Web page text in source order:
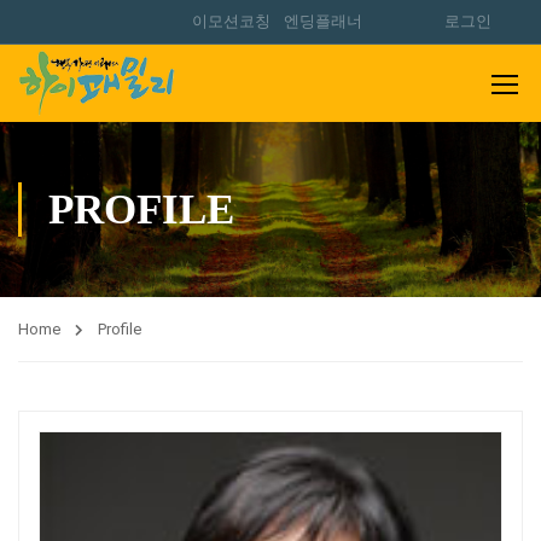
이모션코칭 엔딩플래너 로그인
PROFILE
Home Profile